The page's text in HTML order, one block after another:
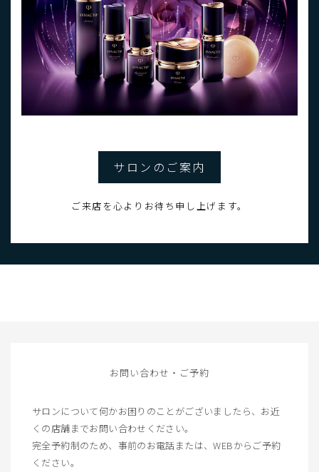
サロンのご案内
ご来店を心よりお待ち申し上げます。
お問い合わせ・ご予約
サロンについて何かお困りのことがございましたら、 お近
くの店舗までお問い合わせください。
完全予約制のため、事前のお電話または、WEBからご予約
ください。